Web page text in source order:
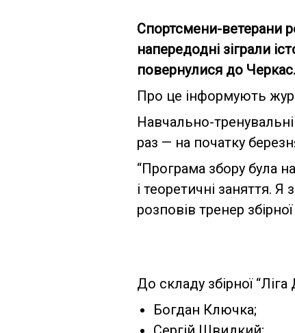
Спортсмени-ветерани
напередодні зіграли
повернулися до Черкас.
Про це інформують
Навчально-
раз — на початку
“Програма збору була
і теоретичні заняття.
розповів тренер
До складу збірної
Богдан Ключка;